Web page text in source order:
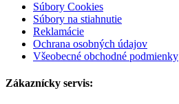
Súbory Cookies
Súbory na stiahnutie
Reklamácie
Ochrana osobných údajov
Všeobecné obchodné podmienky
Zákaznícky servis: